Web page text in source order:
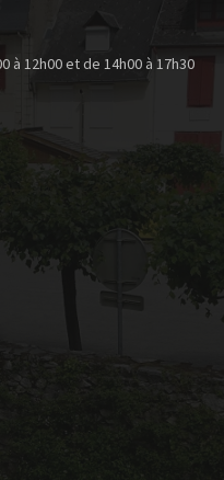
à 12h00 et de 14h00 à 17h30